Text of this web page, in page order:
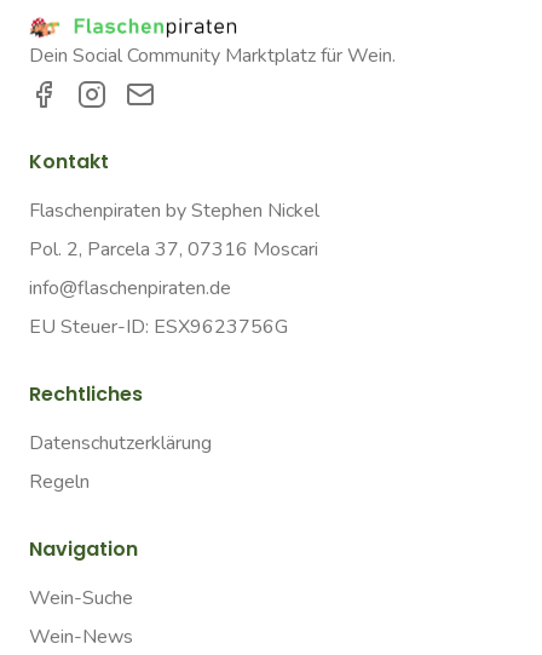
Dein Social Community Marktplatz für Wein.
Kontakt
Flaschenpiraten by Stephen Nickel
Pol. 2, Parcela 37, 07316 Moscari
info@flaschenpiraten.de
EU Steuer-ID: ESX9623756G
Rechtliches
Datenschutzerklärung
Regeln
Navigation
Wein-Suche
Wein-News